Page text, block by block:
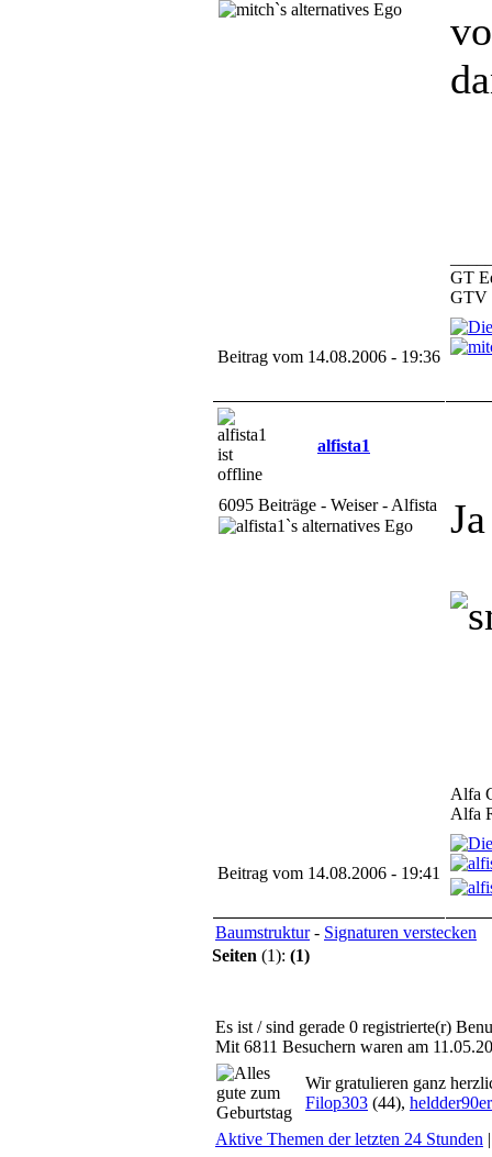
GT
GTV
Beitrag vom 14.08.2006 - 19:36
alfista1
6095 Beiträge - Weiser - Alfista
Alfa
Alfa
Beitrag vom 14.08.2006 - 19:41
Baumstruktur- Signaturen verstecken
Seiten (1): (1)
Es ist / sind gerade 0 registrierte(r)
Mit 6811 Besuchern waren am
Wir gratulieren ganz
Filop303 (44), heldder90er
Aktive Themen der letzten 24 Stunden